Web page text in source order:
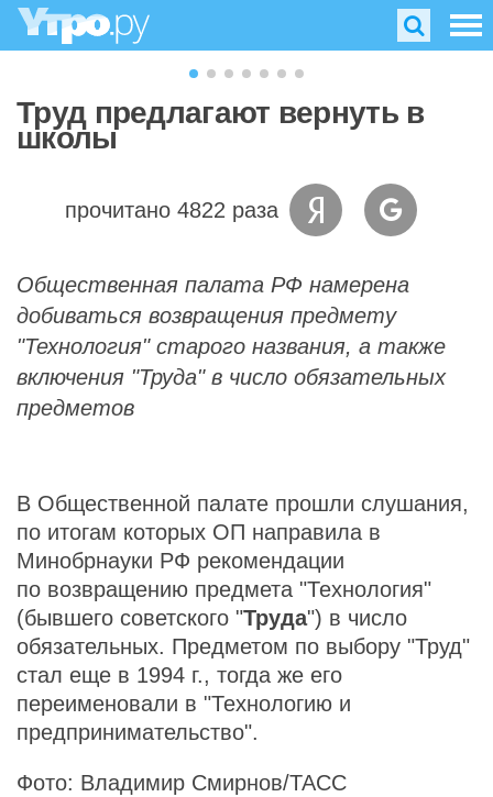
Труд предлагают вернуть в
школы
прочитано 4822 раза
Общественная палата РФ намерена
добиваться возвращения предмету
"Технология" старого названия, а также
включения "Труда" в число обязательных
предметов
В Общественной палате прошли слушания,
по итогам которых ОП направила в
Минобрнауки РФ рекомендации
по возвращению предмета "Технология"
(бывшего советского "Труда") в число
обязательных. Предметом по выбору "Труд"
стал еще в 1994 г., тогда же его
переименовали в "Технологию и
предпринимательство".
Фото: Владимир Смирнов/ТАСС